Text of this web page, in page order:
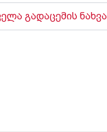
გადაცემის ნახვა